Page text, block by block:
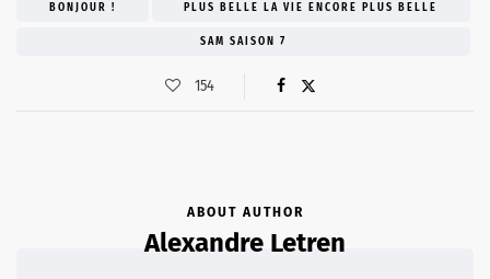
BONJOUR ! PLUS BELLE LA VIE ENCORE PLUS BELLE
SAM SAISON 7
154
ABOUT AUTHOR
Alexandre Letren